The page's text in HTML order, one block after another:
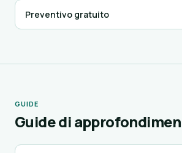
Preventivo gratuito
GUIDE
Guide di